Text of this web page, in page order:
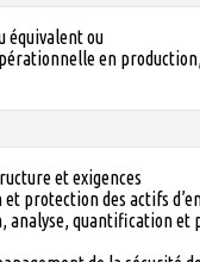
équivalent ou
en
et exigences
protection des actifs
analyse, quantification et